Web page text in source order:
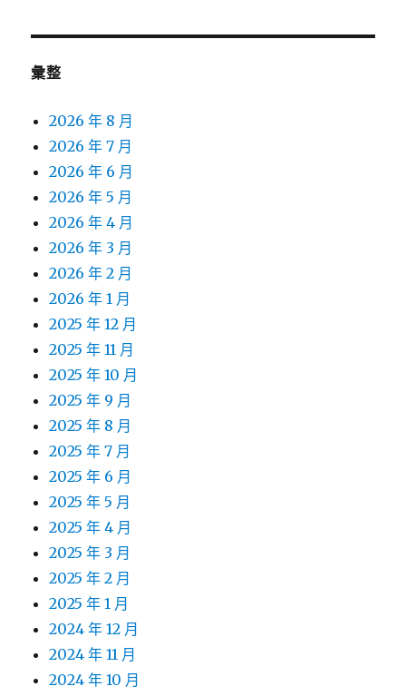
彙整
2026 年 8 月
2026 年 7 月
2026 年 6 月
2026 年 5 月
2026 年 4 月
2026 年 3 月
2026 年 2 月
2026 年 1 月
2025 年 12 月
2025 年 11 月
2025 年 10 月
2025 年 9 月
2025 年 8 月
2025 年 7 月
2025 年 6 月
2025 年 5 月
2025 年 4 月
2025 年 3 月
2025 年 2 月
2025 年 1 月
2024 年 12 月
2024 年 11 月
2024 年 10 月